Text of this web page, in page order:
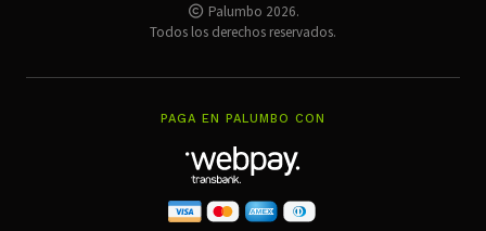
Palumbo 2026.
Todos los derechos reservados.
PAGA EN PALUMBO CON